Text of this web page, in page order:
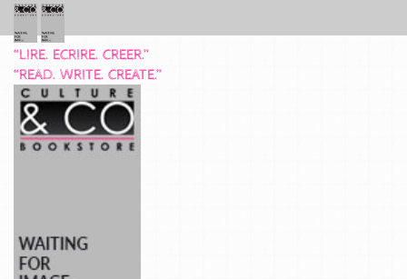
“LIRE. ECRIRE. CREER.”
“READ. WRITE. CREATE.”